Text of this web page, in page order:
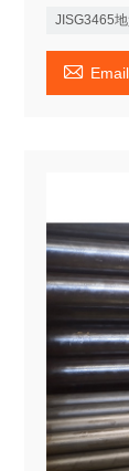
JISG3465
 Email